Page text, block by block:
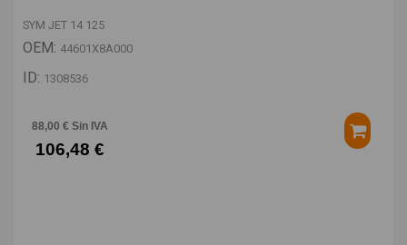
SYM JET 14 125
OEM: 44601X8A000
ID: 1308536
88,00 € Sin IVA
106,48 €